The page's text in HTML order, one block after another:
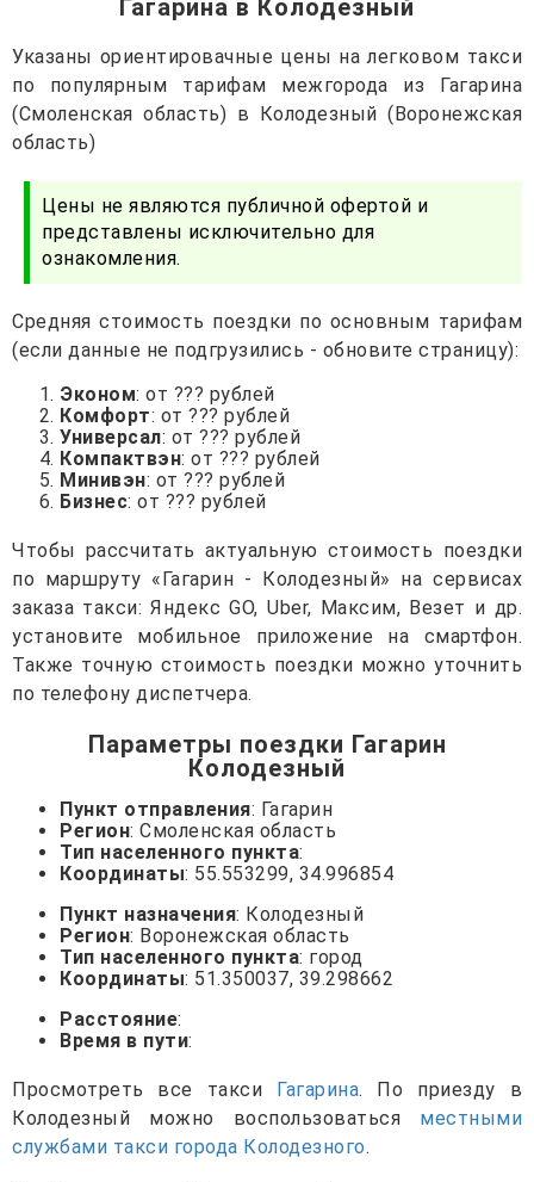
Гагарина в Колодезный
Указаны ориентировачные цены на легковом такси
по популярным тарифам межгорода из Гагарина
(Смоленская область) в Колодезный (Воронежская
область)
Цены не являются публичной офертой и
представлены исключительно для
ознакомления.
Средняя стоимость поездки по основным тарифам
(если данные не подгрузились - обновите страницу):
Эконом: от ??? рублей
Комфорт: от ??? рублей
Универсал: от ??? рублей
Компактвэн: от ??? рублей
Минивэн: от ??? рублей
Бизнес: от ??? рублей
Чтобы рассчитать актуальную стоимость поездки
по маршруту «Гагарин - Колодезный» на сервисах
заказа такси: Яндекс GO, Uber, Максим, Везет и др.
установите мобильное приложение на смартфон.
Также точную стоимость поездки можно уточнить
по телефону диспетчера.
Параметры поездки Гагарин
Колодезный
Пункт отправления: Гагарин
Регион: Смоленская область
Тип населенного пункта:
Координаты: 55.553299, 34.996854
Пункт назначения: Колодезный
Регион: Воронежская область
Тип населенного пункта: город
Координаты: 51.350037, 39.298662
Расстояние:
Время в пути:
Просмотреть все такси Гагарина. По приезду в
Колодезный можно воспользоваться местными
службами такси города Колодезного.